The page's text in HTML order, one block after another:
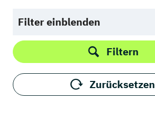
Filter einblenden
Filtern
Zurücksetzen